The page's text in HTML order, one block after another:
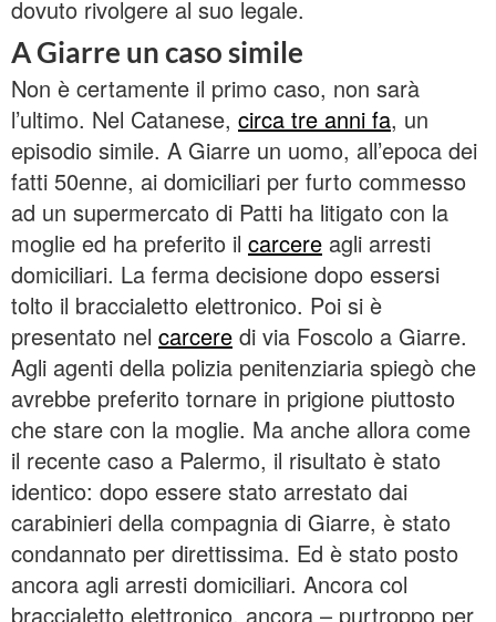
dovuto rivolgere al suo legale.
A Giarre un caso simile
Non è certamente il primo caso, non sarà
l’ultimo. Nel Catanese, circa tre anni fa, un
episodio simile. A Giarre un uomo, all’epoca dei
fatti 50enne, ai domiciliari per furto commesso
ad un supermercato di Patti ha litigato con la
moglie ed ha preferito il carcere agli arresti
domiciliari. La ferma decisione dopo essersi
tolto il braccialetto elettronico. Poi si è
presentato nel carcere di via Foscolo a Giarre.
Agli agenti della polizia penitenziaria spiegò che
avrebbe preferito tornare in prigione piuttosto
che stare con la moglie. Ma anche allora come
il recente caso a Palermo, il risultato è stato
identico: dopo essere stato arrestato dai
carabinieri della compagnia di Giarre, è stato
condannato per direttissima. Ed è stato posto
ancora agli arresti domiciliari. Ancora col
braccialetto elettronico, ancora – purtroppo per